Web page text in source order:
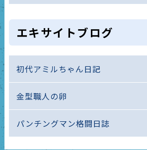
エキサイトブログ
初代アミルちゃん日記
金型職人の卵
パンチングマン格闘日誌